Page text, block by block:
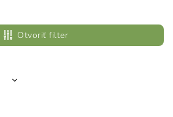
Otvoriť filter